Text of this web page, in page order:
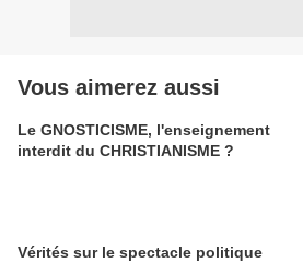
Vous aimerez aussi
Le GNOSTICISME, l'enseignement
interdit du CHRISTIANISME ?
Vérités sur le spectacle politique